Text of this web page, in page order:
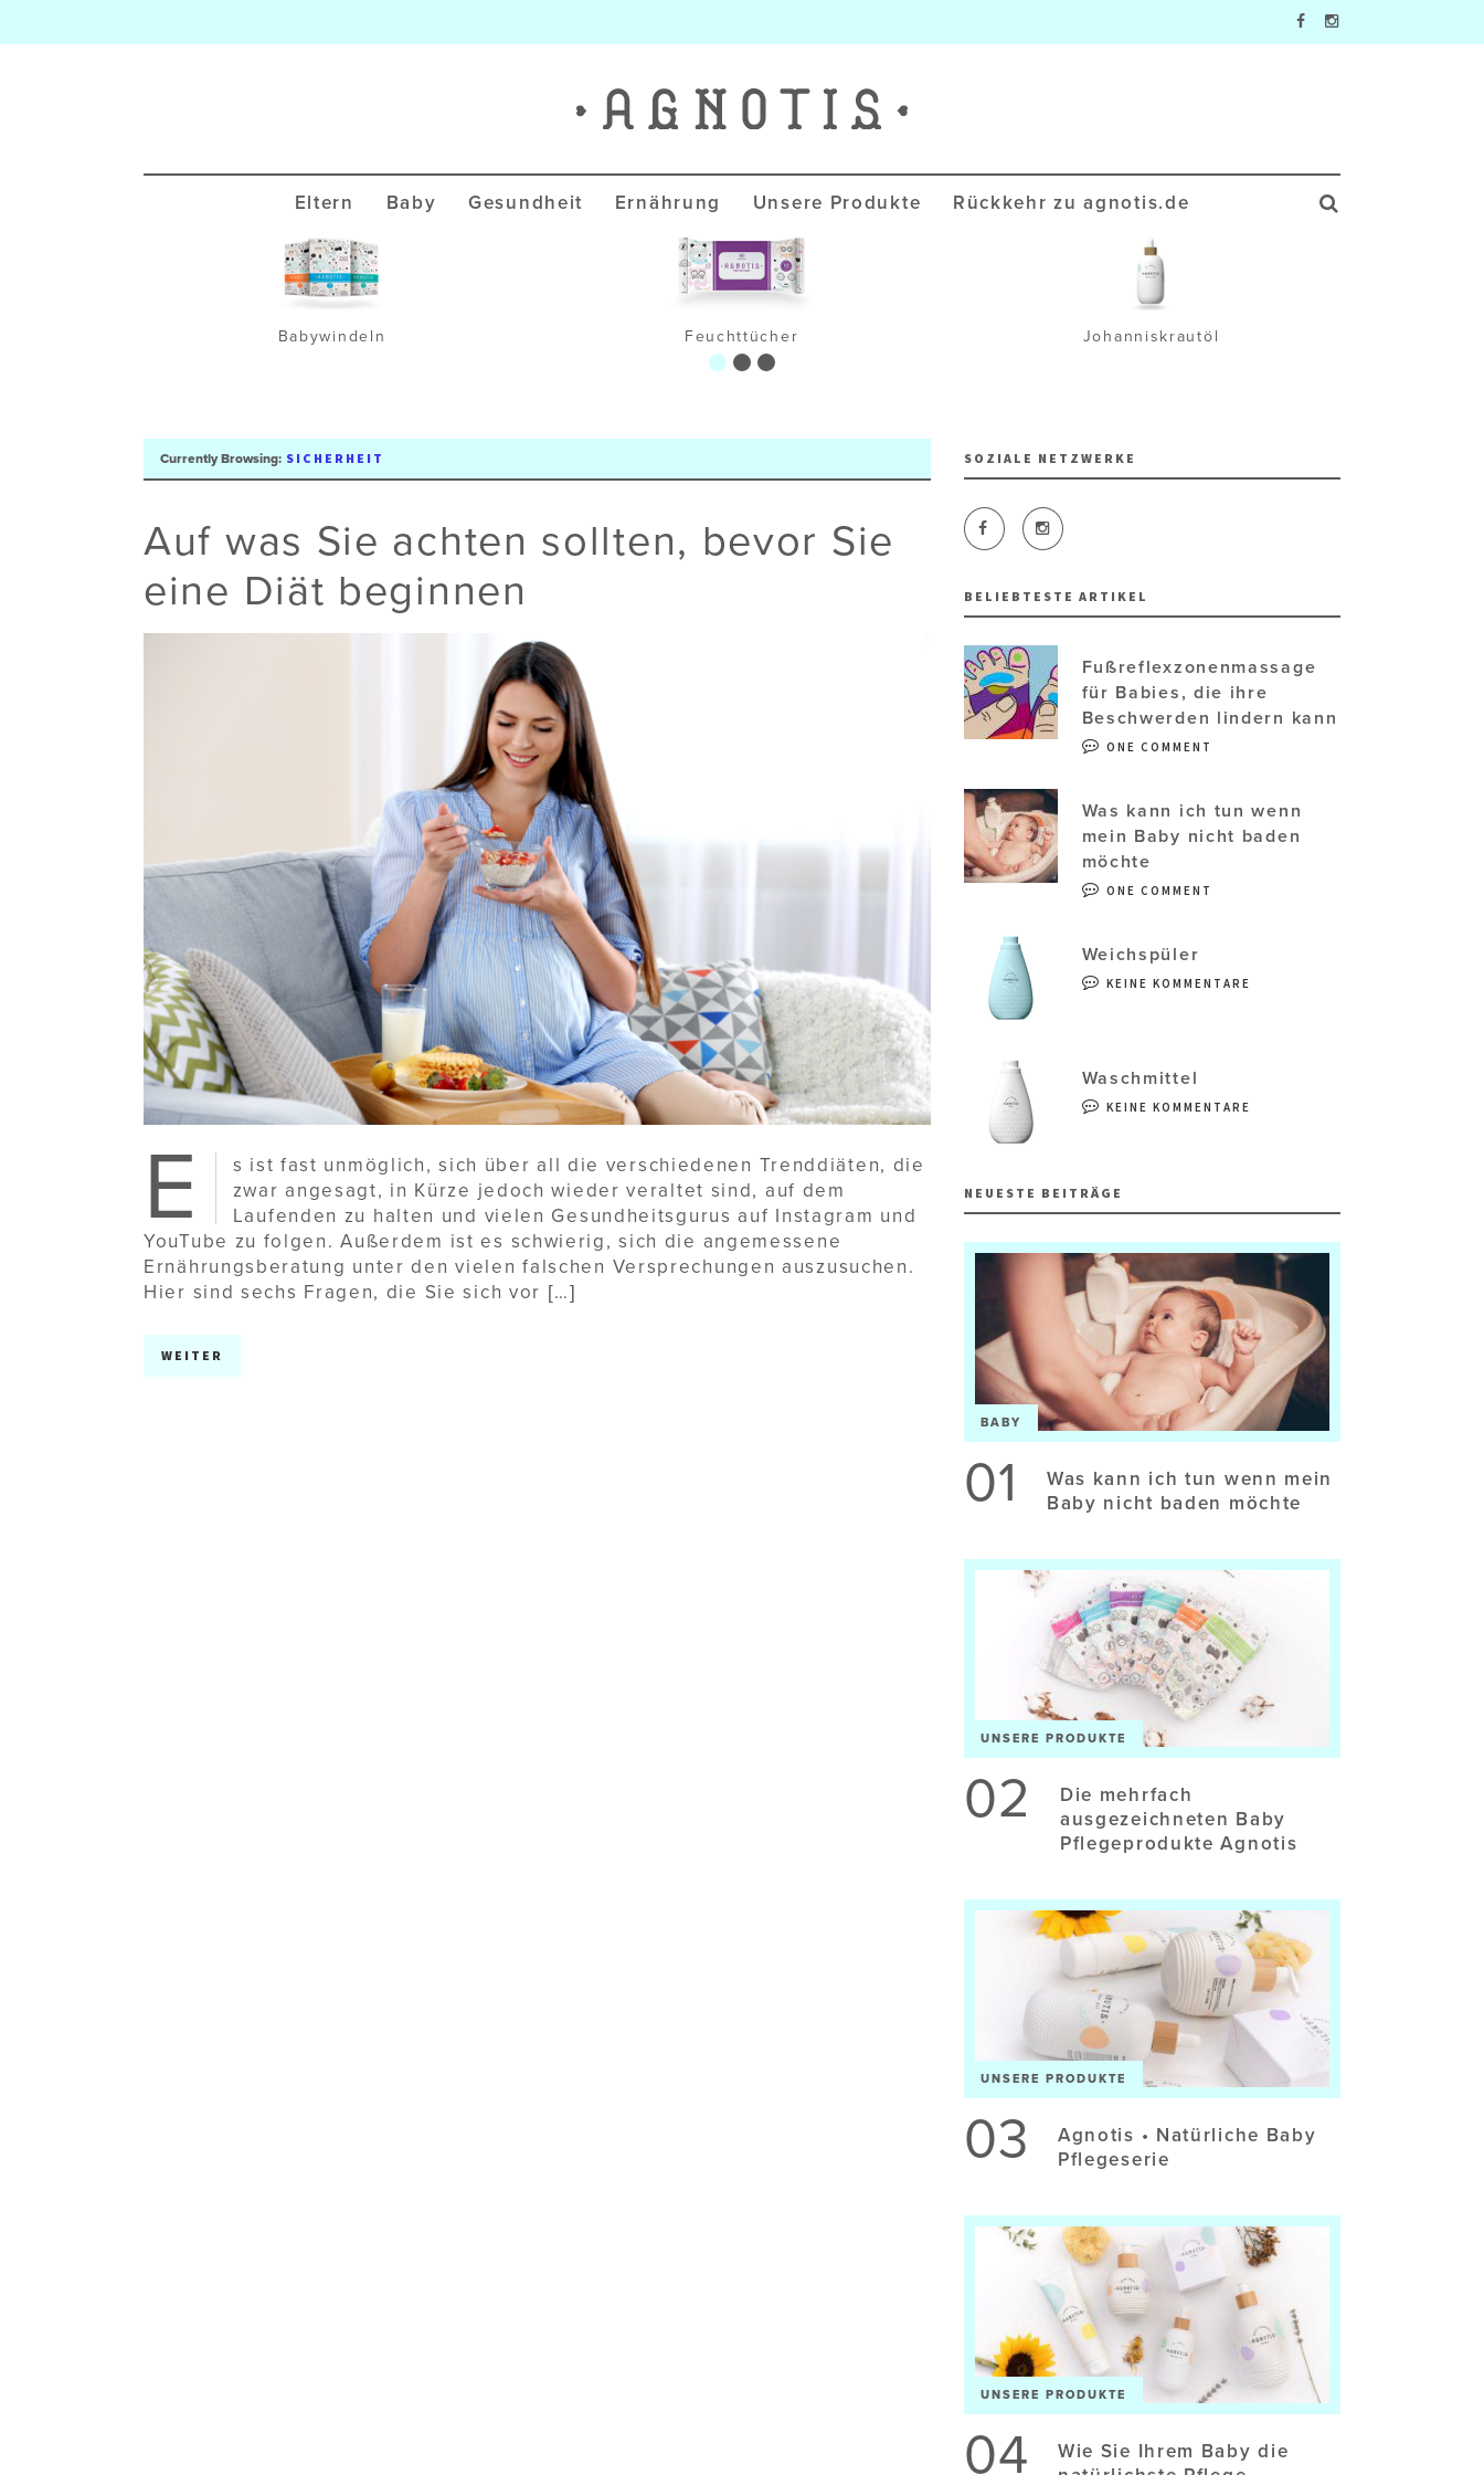
Agnotis Blog
Eltern Baby Gesundheit Ernährung Unsere Produkte Rückkehr zu agnotis.de
Babywindeln Feuchttücher Johanniskrautöl
Currently Browsing: SICHERHEIT
Auf was Sie achten sollten, bevor Sie
eine Diät beginnen
E
s ist fast unmöglich, sich über all die verschiedenen Trenddiäten, die
zwar angesagt, in Kürze jedoch wieder veraltet sind, auf dem
Laufenden zu halten und vielen Gesundheitsgurus auf Instagram und
YouTube zu folgen. Außerdem ist es schwierig, sich die angemessene
Ernährungsberatung unter den vielen falschen Versprechungen auszusuchen.
Hier sind sechs Fragen, die Sie sich vor […]
WEITER
SOZIALE NETZWERKE
BELIEBTESTE ARTIKEL
Fußreflexzonenmassage
für Babies, die ihre
Beschwerden lindern kann
ONE COMMENT
Was kann ich tun wenn
mein Baby nicht baden
möchte
ONE COMMENT
Weichspüler
KEINE KOMMENTARE
Waschmittel
KEINE KOMMENTARE
NEUESTE BEITRÄGE
BABY
01
Was kann ich tun wenn mein
Baby nicht baden möchte
UNSERE PRODUKTE
02
Die mehrfach
ausgezeichneten Baby
Pflegeprodukte Agnotis
UNSERE PRODUKTE
03
Agnotis • Natürliche Baby
Pflegeserie
UNSERE PRODUKTE
04
Wie Sie Ihrem Baby die